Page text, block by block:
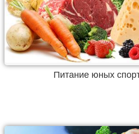
Питание юных